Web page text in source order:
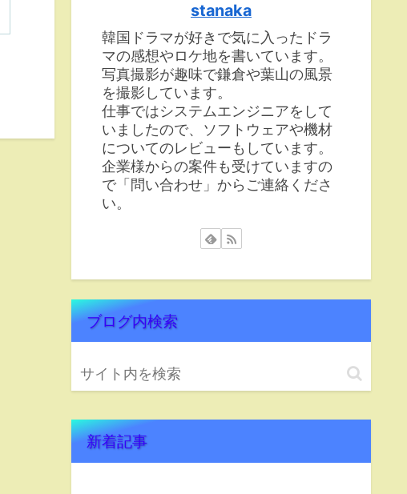
stanaka
韓国ドラマが好きで気に入ったドラ
マの感想やロケ地を書いています。
写真撮影が趣味で鎌倉や葉山の風景
を撮影しています。
仕事ではシステムエンジニアをして
いましたので、ソフトウェアや機材
についてのレビューもしています。
企業様からの案件も受けていますの
で「問い合わせ」からご連絡くださ
い。
ブログ内検索
新着記事